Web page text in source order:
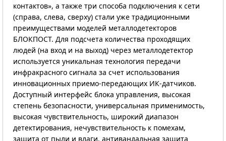
контактов», а также три способа подключения к сети
(справа, слева, сверху) стали уже традиционными
преимуществами моделей металлодетекторов
БЛОКПОСТ. Для подсчета количества проходящих
людей (на вход и на выход) через металлодетектор
используется уникальная технология передачи
инфракрасного сигнала за счет использования
инновационных приемо-передающих ИК-датчиков.
Доступный интерфейс блока управления, высокая
степень безопасности, универсальная применимость,
высокая чувствительность, широкий диапазон
детектирования, нечувствительность к помехам,
защита от пыли и влаги, антивандальная защита